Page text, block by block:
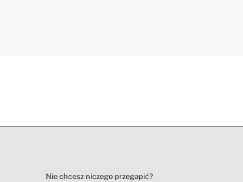
Nie chcesz niczego przegapić?